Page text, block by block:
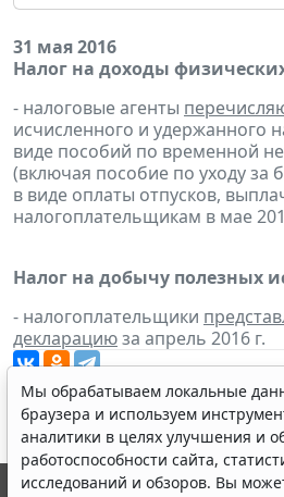
31 мая 2016
Налог на доходы
- налоговые агенты
исчисленного и удержанного
виде пособий по временной
(включая пособие по уходу
в виде оплаты отпусков,
налогоплательщикам в мае
Налог на добычу полезных
- налогоплательщики
декларациюза апрель 2016 г.
Мы обрабатываем локальные
браузера и используем
аналитики в целях улучшения и
работоспособности сайта,
исследований и обзоров. Вы